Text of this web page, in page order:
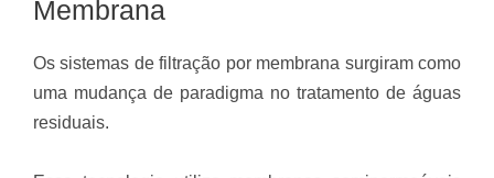
Membrana
Os sistemas de filtração por membrana surgiram como
uma mudança de paradigma no tratamento de águas
residuais.